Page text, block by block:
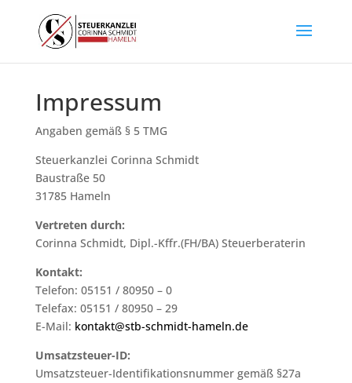
Impressum
Angaben gemäß § 5 TMG
Steuerkanzlei Corinna Schmidt
Baustraße 50
31785 Hameln
Vertreten durch:
Corinna Schmidt, Dipl.-Kffr.(FH/BA) Steuerberaterin
Kontakt:
Telefon: 05151 / 80950 – 0
Telefax: 05151 / 80950 – 29
E-Mail: kontakt@stb-schmidt-hameln.de
Umsatzsteuer-ID:
Umsatzsteuer-Identifikationsnummer gemäß §27a